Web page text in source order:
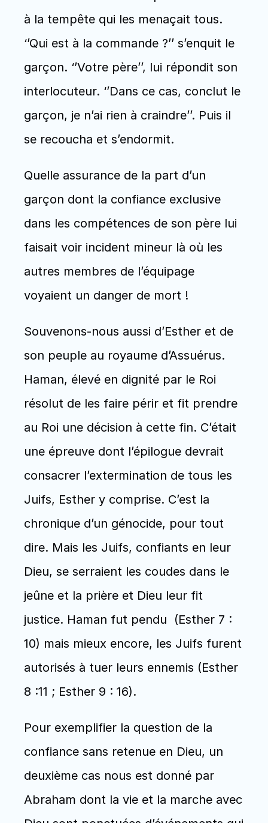
à la tempête qui les menaçait tous.
‘’Qui est à la commande ?’’ s’enquit le
garçon. ‘’Votre père’’, lui répondit son
interlocuteur. ‘’Dans ce cas, conclut le
garçon, je n’ai rien à craindre’’. Puis il
se recoucha et s’endormit.
Quelle assurance de la part d’un
garçon dont la confiance exclusive
dans les compétences de son père lui
faisait voir incident mineur là où les
autres membres de l’équipage
voyaient un danger de mort !
Souvenons-nous aussi d’Esther et de
son peuple au royaume d’Assuérus.
Haman, élevé en dignité par le Roi
résolut de les faire périr et fit prendre
au Roi une décision à cette fin. C’était
une épreuve dont l’épilogue devrait
consacrer l’extermination de tous les
Juifs, Esther y comprise. C’est la
chronique d’un génocide, pour tout
dire. Mais les Juifs, confiants en leur
Dieu, se serraient les coudes dans le
jeûne et la prière et Dieu leur fit
justice. Haman fut pendu  (Esther 7 :
10) mais mieux encore, les Juifs furent
autorisés à tuer leurs ennemis (Esther
8 :11 ; Esther 9 : 16).
Pour exemplifier la question de la
confiance sans retenue en Dieu, un
deuxième cas nous est donné par
Abraham dont la vie et la marche avec